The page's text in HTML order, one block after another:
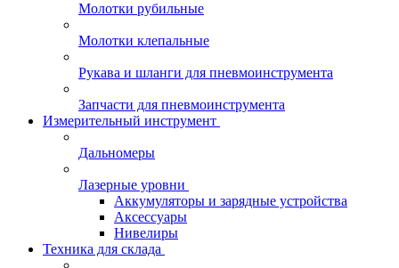
Молотки рубильные
Молотки клепальные
Рукава и шланги для пневмоинструмента
Запчасти для пневмоинструмента
Измерительный инструмент
Дальномеры
Лазерные уровни
Аккумуляторы и зарядные устройства
Аксессуары
Нивелиры
Техника для склада